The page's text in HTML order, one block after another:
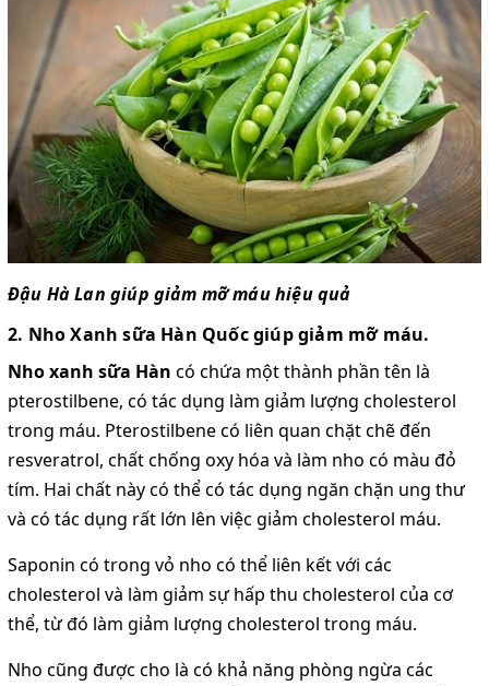
Đậu Hà Lan giúp giảm mỡ máu hiệu quả
2. Nho Xanh sữa Hàn Quốc giúp giảm mỡ máu.
Nho xanh sữa Hàn có chứa một thành phần tên là
pterostilbene, có tác dụng làm giảm lượng cholesterol
trong máu. Pterostilbene có liên quan chặt chẽ đến
resveratrol, chất chống oxy hóa và làm nho có màu đỏ
tím. Hai chất này có thể có tác dụng ngăn chặn ung thư
và có tác dụng rất lớn lên việc giảm cholesterol máu.
Saponin có trong vỏ nho có thể liên kết với các
cholesterol và làm giảm sự hấp thu cholesterol của cơ
thể, từ đó làm giảm lượng cholesterol trong máu.
Nho cũng được cho là có khả năng phòng ngừa các